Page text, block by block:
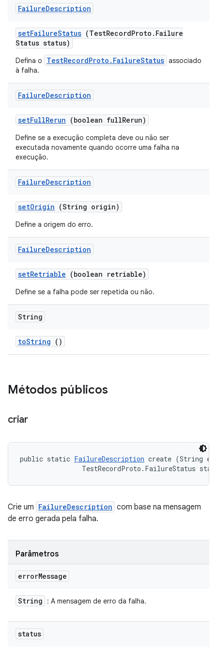
FailureDescription
setFailureStatus (TestRecordProto . Failure
Status status)
Defina o TestRecordProto.FailureStatus associado
à falha.
FailureDescription
setFullRerun (boolean fullRerun)
Define se a execução completa deve ou não ser
executada novamente quando ocorre uma falha na
execução.
FailureDescription
setOrigin (String origin)
Define a origem do erro.
FailureDescription
setRetriable (boolean retriable)
Define se a falha pode ser repetida ou não.
String
toString ()
Métodos públicos
criar
public static FailureDescription create (String
TestRecordProto.FailureStatus
Crie um FailureDescription com base na mensagem
de erro gerada pela falha.
Parâmetros
errorMessage
String : A mensagem de erro da falha.
status